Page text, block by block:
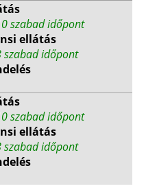
szabad időpont
ellátás
szabad időpont
szabad időpont
ellátás
szabad időpont